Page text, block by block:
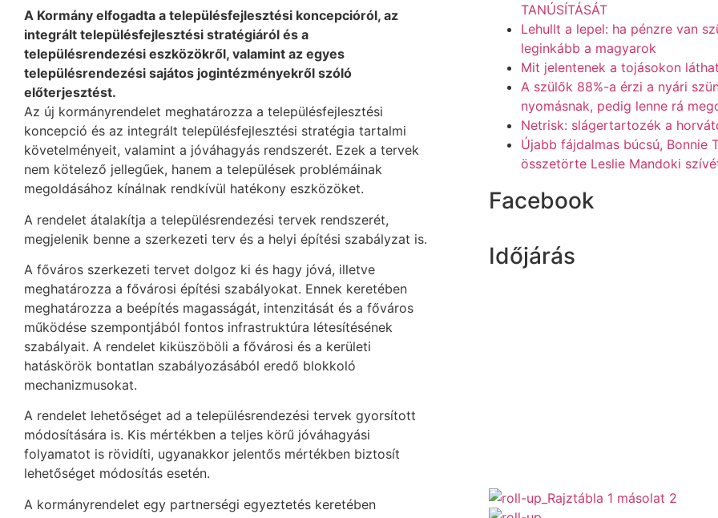
A Kormány elfogadta a településfejlesztési koncepcióról, az
integrált településfejlesztési stratégiáról és a
településrendezési eszközökről, valamint az egyes
településrendezési sajátos jogintézményekről szóló
előterjesztést.
Az új kormányrendelet meghatározza a településfejlesztési
koncepció és az integrált településfejlesztési stratégia tartalmi
követelményeit, valamint a jóváhagyás rendszerét. Ezek a tervek
nem kötelező jellegűek, hanem a települések problémáinak
megoldásához kínálnak rendkívül hatékony eszközöket.
A rendelet átalakítja a településrendezési tervek rendszerét,
megjelenik benne a szerkezeti terv és a helyi építési szabályzat is.
A főváros szerkezeti tervet dolgoz ki és hagy jóvá, illetve
meghatározza a fővárosi építési szabályokat. Ennek keretében
meghatározza a beépítés magasságát, intenzitását és a főváros
működése szempontjából fontos infrastruktúra létesítésének
szabályait. A rendelet kiküszöböli a fővárosi és a kerületi
hatáskörök bontatlan szabályozásából eredő blokkoló
mechanizmusokat.
A rendelet lehetőséget ad a településrendezési tervek gyorsított
módosítására is. Kis mértékben a teljes körű jóváhagyási
folyamatot is rövidíti, ugyanakkor jelentős mértékben biztosít
lehetőséget módosítás esetén.
A kormányrendelet egy partnerségi egyeztetés keretében
TANÚSÍTÁSÁT
Lehullt a lepel: ha pénzre van
leginkább a magyarok
Mit jelentenek a tojásokon
A szülők 88%-a érzi a nyári
nyomásnak, pedig lenne rá
Netrisk: slágertartozék a
Újabb fájdalmas búcsú, Bonnie
összetörte Leslie Mandoki
Facebook
Időjárás